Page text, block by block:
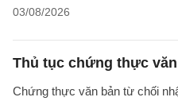
03/08/2026
Thủ tục chứng thực
Chứng thực văn bản từ chối